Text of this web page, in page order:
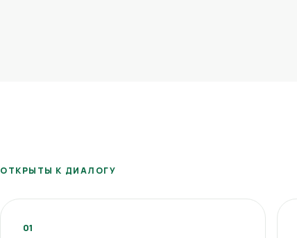
ОТКРЫТЫ К ДИАЛОГУ
01